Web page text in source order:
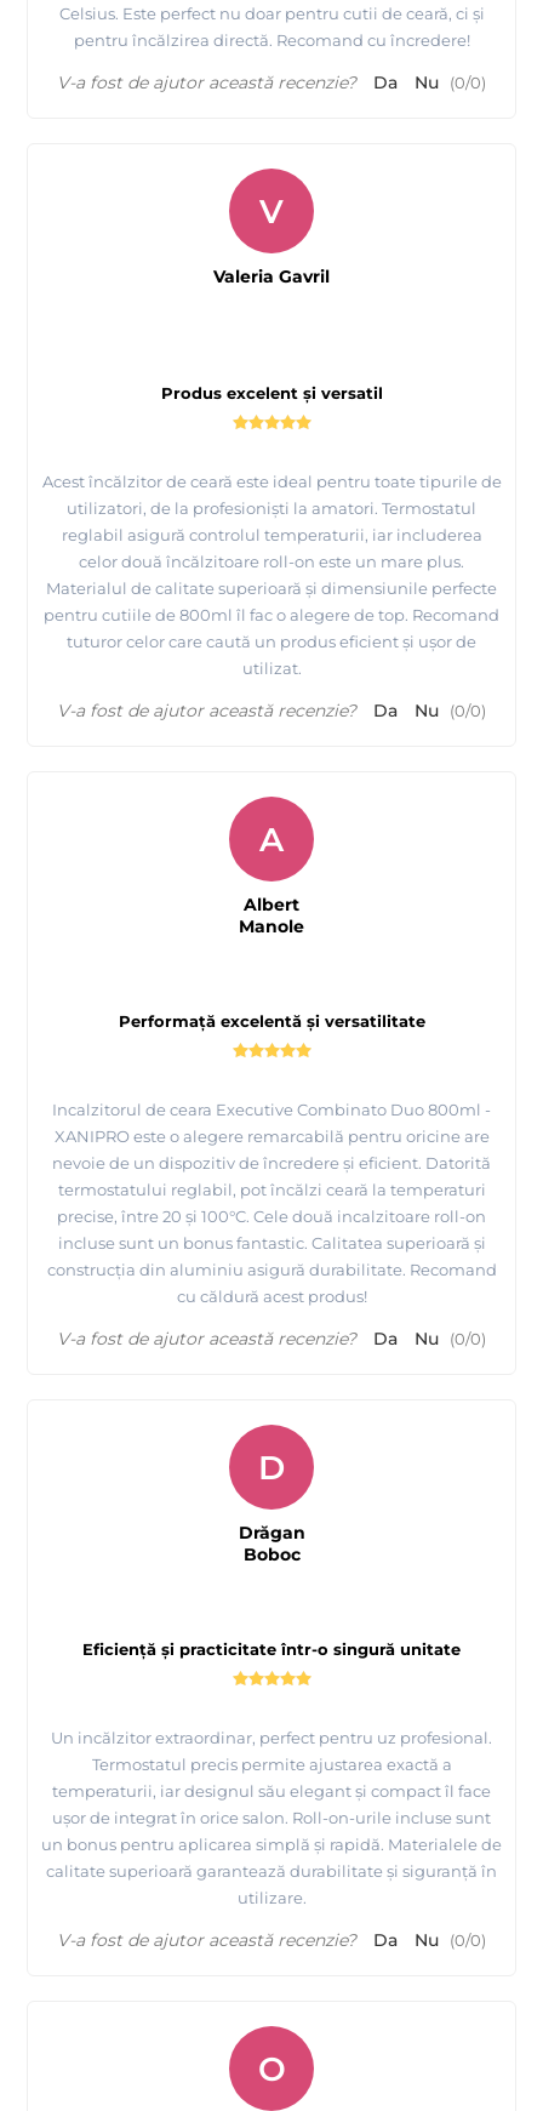
Celsius. Este perfect nu doar pentru cutii de ceară, ci și
pentru încălzirea directă. Recomand cu încredere!
V-a fost de ajutor această recenzie? Da Nu (0/0)
Produs excelent și versatil
Acest încălzitor de ceară este ideal pentru toate tipurile de
utilizatori, de la profesioniști la amatori. Termostatul
reglabil asigură controlul temperaturii, iar includerea
celor două încălzitoare roll-on este un mare plus.
Materialul de calitate superioară și dimensiunile perfecte
pentru cutiile de 800ml îl fac o alegere de top. Recomand
tuturor celor care caută un produs eficient și ușor de
utilizat.
V
Valeria Gavril
V-a fost de ajutor această recenzie? Da Nu (0/0)
Performață excelentă și versatilitate
Incalzitorul de ceara Executive Combinato Duo 800ml -
XANIPRO este o alegere remarcabilă pentru oricine are
nevoie de un dispozitiv de încredere și eficient. Datorită
termostatului reglabil, pot încălzi ceară la temperaturi
precise, între 20 și 100°C. Cele două incalzitoare roll-on
incluse sunt un bonus fantastic. Calitatea superioară și
construcția din aluminiu asigură durabilitate. Recomand
cu căldură acest produs!
A
Albert
Manole
V-a fost de ajutor această recenzie? Da Nu (0/0)
Eficiență și practicitate într-o singură unitate
Un incălzitor extraordinar, perfect pentru uz profesional.
Termostatul precis permite ajustarea exactă a
temperaturii, iar designul său elegant și compact îl face
ușor de integrat în orice salon. Roll-on-urile incluse sunt
un bonus pentru aplicarea simplă și rapidă. Materialele de
calitate superioară garantează durabilitate și siguranță în
utilizare.
D
Drăgan
Boboc
V-a fost de ajutor această recenzie? Da Nu (0/0)
O